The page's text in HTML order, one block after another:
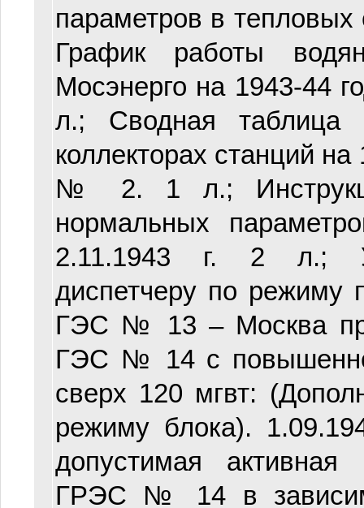
параметров в тепловых
График работы
Мосэнерго на 1943-44
л.; Сводная таблица
коллекторах станций
№ 2. 1 л.;
нормальных
2.11.1943 г. 2 л.;
диспетчеру по
ГЭС № 13 – Москва
ГЭС № 14 с
сверх 120 мгвт:
режиму блока).
допустимая активная
ГРЭС № 14 в